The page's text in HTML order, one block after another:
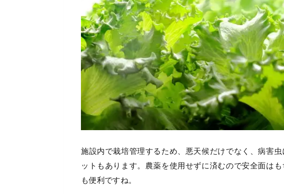
施設内で栽培管理するため、悪天候だけでなく、病害
ットもあります。農薬を使用せずに済むので安全面は
も便利ですね。